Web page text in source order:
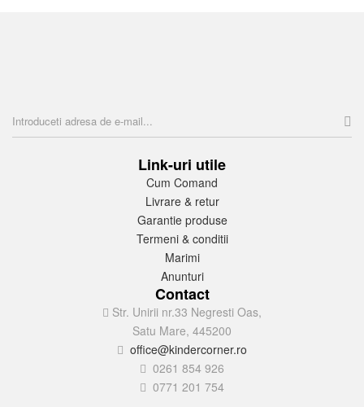
Link-uri utile
Cum Comand
Livrare & retur
Garantie produse
Termeni & conditii
Marimi
Anunturi
Contact
Str. Unirii nr.33 Negresti Oas,
Satu Mare, 445200
office@kindercorner.ro
0261 854 926
0771 201 754